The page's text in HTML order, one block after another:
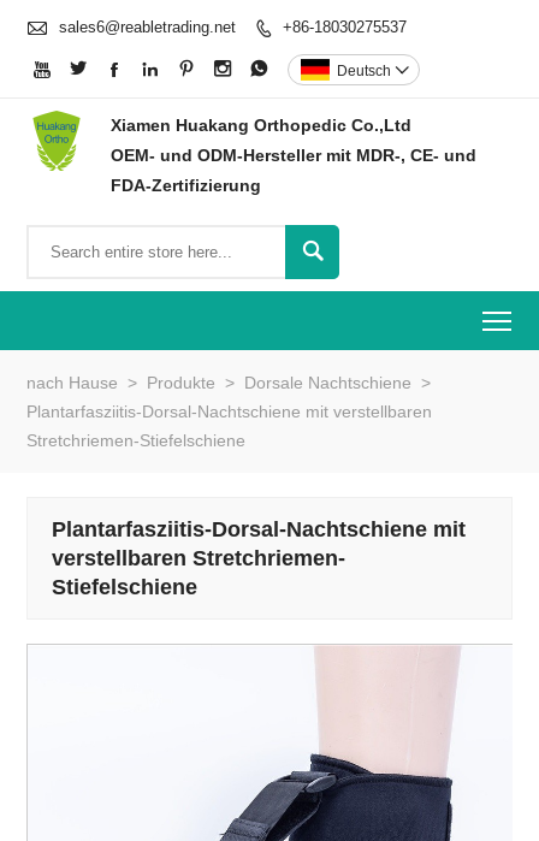
 sales6@reabletrading.net  +86-18030275537
       Deutsch 
Xiamen Huakang Orthopedic Co.,Ltd
OEM- und ODM-Hersteller mit MDR-, CE- und
FDA-Zertifizierung

nach Hause > Produkte > Dorsale Nachtschiene >
Plantarfasziitis-Dorsal-Nachtschiene mit verstellbaren
Stretchriemen-Stiefelschiene
Plantarfasziitis-Dorsal-Nachtschiene mit
verstellbaren Stretchriemen-
Stiefelschiene